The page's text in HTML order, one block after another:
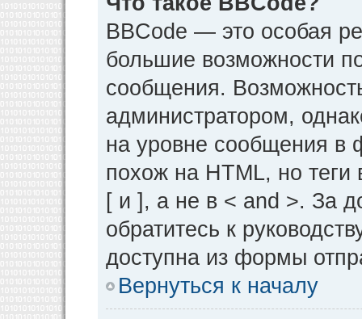
BBCode — это особая
большие возможности
сообщения.
администратором,
на уровне сообщения в
похож на HTML, но теги
[ и ], а не в < and >. За
обратитесь к
доступна из формы
Вернуться к началу